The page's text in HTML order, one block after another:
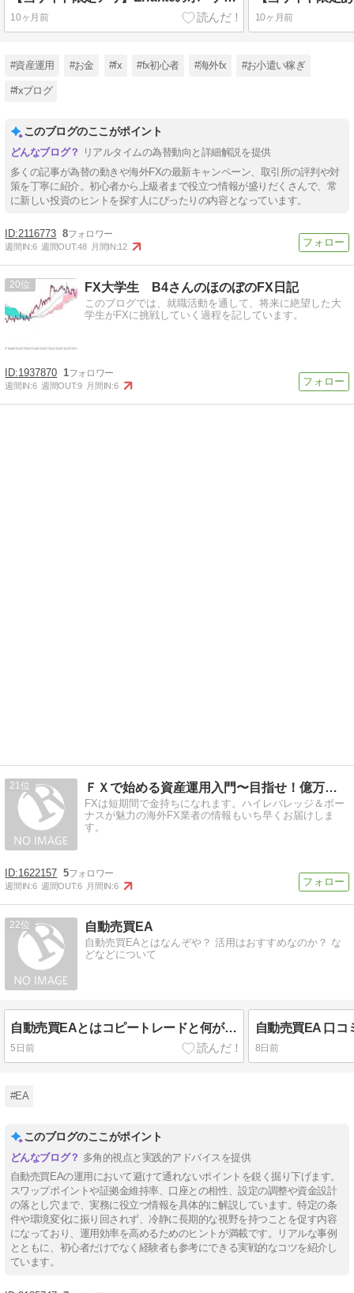
10ヶ月前 10ヶ月前
#資産運用 #お金 #fx #fx初心者 #海外fx #お小遣い稼ぎ
#fxブログ
このブログのここがポイント
リアルタイムの為替動向と詳細解説を提供
多くの記事が為替の動きや海外FXの最新キャンペーン、取引所の評判や対
策を丁寧に紹介。初心者から上級者まで役立つ情報が盛りだくさんで、常
に新しい投資のヒントを探す人にぴったりの内容となっています。
2116773 8
週間IN:6 週間OUT:48 月間IN:12
20 FX大学生 B4さんのほのぼのFX日記
このブログでは、就職活動を通して、将来に絶望した大
学生がFXに挑戦していく過程を記しています。
1937870 1
週間IN:6 週間OUT:9 月間IN:6
21 ＦＸで始める資産運用入門〜目指せ！億万長者〜
FXは短期間で金持ちになれます。ハイレバレッジ＆ボー
ナスが魅力の海外FX業者の情報もいち早くお届けしま
す。
1622157 5
週間IN:6 週間OUT:6 月間IN:6
22 自動売買EA
自動売買EAとはなんぞや？ 活用はおすすめなのか？ な
どなどについて
自動売買EAとはコピートレードと何が違う？ 自動で取引する2つの仕組みを比較
5日前 8日前
#EA
このブログのここがポイント
多角的視点と実践的アドバイスを提供
自動売買EAの運用において避けて通れないポイントを鋭く掘り下げます。
スワップポイントや証拠金維持率、口座との相性、設定の調整や資金設計
の落とし穴まで、実務に役立つ情報を具体的に解説しています。特定の条
件や環境変化に振り回されず、冷静に長期的な視野を持つことを促す内容
になっており、運用効率を高めるためのヒントが満載です。リアルな事例
とともに、初心者だけでなく経験者も参考にできる実戦的なコツを紹介し
ています。